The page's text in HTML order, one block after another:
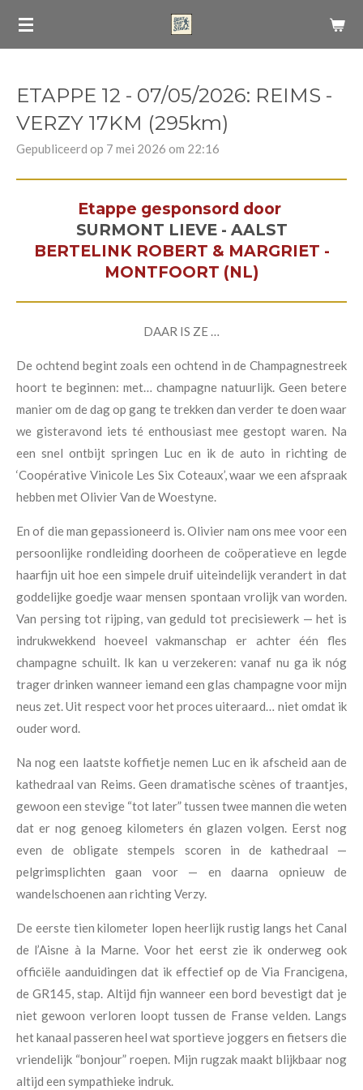
Ga
hoofdinhoud
ETAPPE 12 - 07/05/2026: REIMS -
VERZY 17KM (295km)
Gepubliceerd op 7 mei 2026 om 22:16
Etappe gesponsord door
SURMONT LIEVE - AALST
BERTELINK ROBERT & MARGRIET -
MONTFOORT (NL)
DAAR IS ZE …
De ochtend begint zoals een ochtend in de Champagnestreek
hoort te beginnen: met… champagne natuurlijk. Geen betere
manier om de dag op gang te trekken dan verder te doen waar
we gisteravond iets té enthousiast mee gestopt waren. Na
een snel ontbijt springen Luc en ik de auto in richting de
‘Coopérative Vinicole Les Six Coteaux’, waar we een afspraak
hebben met Olivier Van de Woestyne.
En of die man gepassioneerd is. Olivier nam ons mee voor een
persoonlijke rondleiding doorheen de coöperatieve en legde
haarfijn uit hoe een simpele druif uiteindelijk verandert in dat
goddelijke goedje waar mensen spontaan vrolijk van worden.
Van persing tot rijping, van geduld tot precisiewerk — het is
indrukwekkend hoeveel vakmanschap er achter één fles
champagne schuilt. Ik kan u verzekeren: vanaf nu ga ik nóg
trager drinken wanneer iemand een glas champagne voor mijn
neus zet. Uit respect voor het proces uiteraard… niet omdat ik
ouder word.
Na nog een laatste koffietje nemen Luc en ik afscheid aan de
kathedraal van Reims. Geen dramatische scènes of traantjes,
gewoon een stevige “tot later” tussen twee mannen die weten
dat er nog genoeg kilometers én glazen volgen. Eerst nog
even de obligate stempels scoren in de kathedraal —
pelgrimsplichten gaan voor — en daarna opnieuw de
wandelschoenen aan richting Verzy.
De eerste tien kilometer lopen heerlijk rustig langs het Canal
de l’Aisne à la Marne. Voor het eerst zie ik onderweg ook
officiële aanduidingen dat ik effectief op de Via Francigena,
de GR145, stap. Altijd fijn wanneer een bord bevestigt dat je
niet gewoon verloren loopt tussen de Franse velden. Langs
het kanaal passeren heel wat sportieve joggers en fietsers die
vriendelijk “bonjour” roepen. Mijn rugzak maakt blijkbaar nog
altijd een sympathieke indruk.